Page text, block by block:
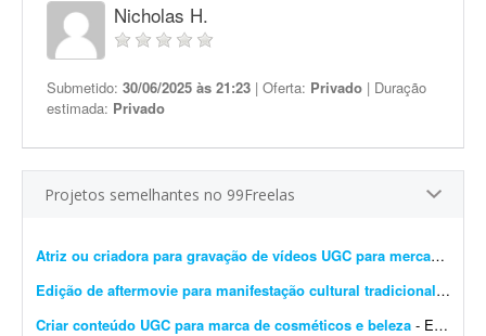
Nicholas H.
Submetido: 30/06/2025 às 21:23 | Oferta: Privado | Duração
estimada: Privado
Projetos semelhantes no 99Freelas
Atriz ou criadora para gravação de vídeos UGC para mercado imobiliário
Edição de aftermovie para manifestação cultural tradicional
-
Criar conteúdo UGC para marca de cosméticos e beleza - Estamos procurando criadoras UGC para produzir vídeos de beleza e cosméticos para a marca Rainha Nativa. - Nicho: beleza e cosméticos - Conteúdos: naturais, demonstra&c...